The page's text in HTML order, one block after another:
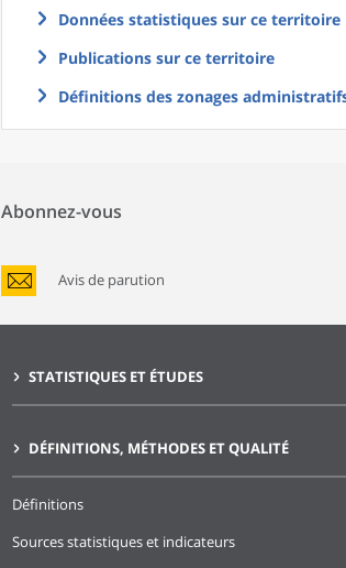
Données statistiques sur ce territoire
Publications sur ce territoire
Définitions des zonages
Abonnez-vous
Avis de parution
STATISTIQUES ET ÉTUDES
DÉFINITIONS, MÉTHODES ET QUALITÉ
Définitions
Sources statistiques et indicateurs